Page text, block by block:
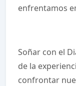
enfrentamos
Soñar con el
de la
confrontar